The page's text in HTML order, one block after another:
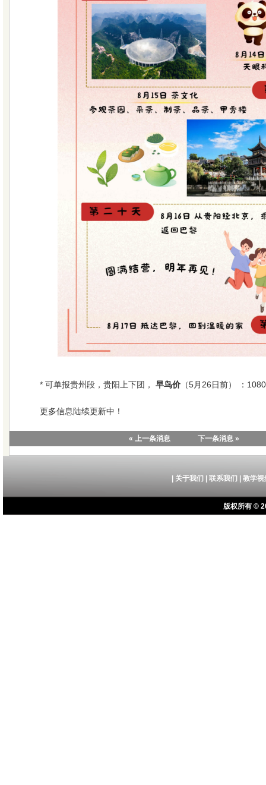
* 可单报贵州段，贵阳上下团， 早鸟价 （5月26日前） ：
更多信息陆续更新中！
« 上一条消息 下一条消息 »
关于我们 联系我们 教学视
版权所有 ©